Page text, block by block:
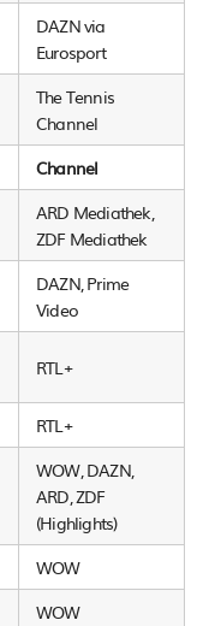
DAZN via
Eurosport
The Tennis
Channel
Channel
ARD Mediathek,
ZDF Mediathek
DAZN, Prime
Video
RTL+
RTL+
WOW, DAZN,
ARD, ZDF
(Highlights)
WOW
WOW